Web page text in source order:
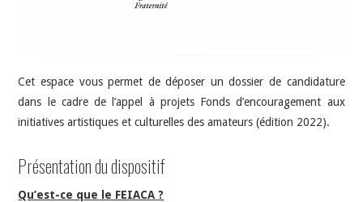
Cet espace vous permet de déposer un dossier de candidature
dans le cadre de l’appel à projets Fonds d’encouragement aux
initiatives artistiques et culturelles des amateurs (édition 2022).
Présentation du dispositif
Qu’est-ce que le FEIACA ?